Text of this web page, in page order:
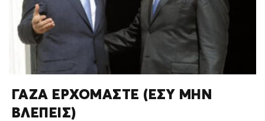
ΓΑΖΑ ΕΡΧΟΜΑΣΤΕ (ΕΣΥ ΜΗΝ
ΒΛΕΠΕΙΣ)